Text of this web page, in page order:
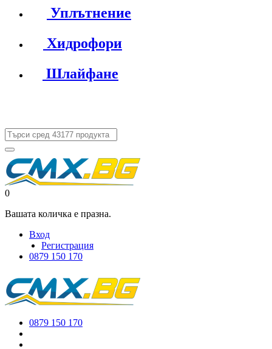
Уплътнение
Хидрофори
Шлайфане
0
Вашата количка е празна.
Вход
Регистрация
0879 150 170
0879 150 170